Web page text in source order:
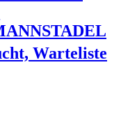
Warteliste